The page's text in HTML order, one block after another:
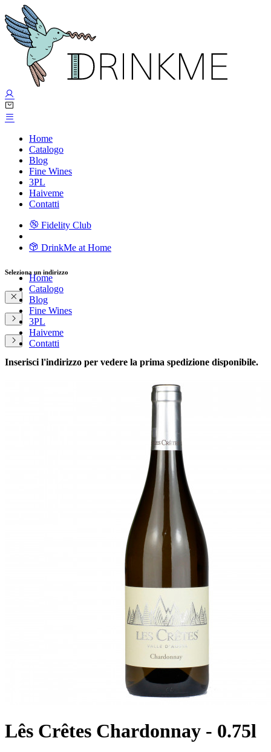
Home
Catalogo
Blog
Fine Wines
3PL
Haiveme
Contatti
Fidelity Club
DrinkMe at Home
Home
Catalogo
Blog
Fine Wines
3PL
Haiveme
Contatti
Seleziona un indirizzo
Inserisci l'indirizzo per vedere la prima spedizione disponibile.
Lês Crêtes Chardonnay - 0.75l